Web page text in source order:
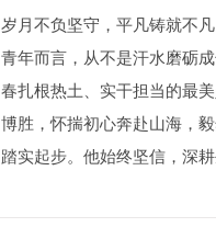
岁月不负坚守，平凡铸就不
青年而言，从不是汗水磨砺
春扎根热土、实干担当的最
博胜，怀揣初心奔赴山海，
踏实起步。他始终坚信，深